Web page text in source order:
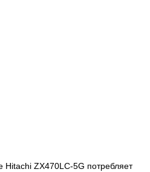
Hitachi ZX470LC-5G потребляет